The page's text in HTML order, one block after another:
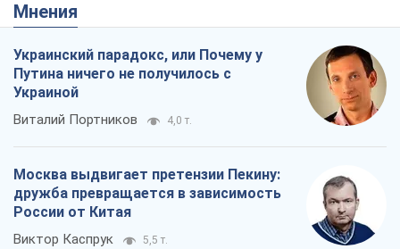
Мнения
Украинский парадокс, или Почему у
Путина ничего не получилось с
Украиной
Виталий Портников 4,0 т.
Москва выдвигает претензии Пекину:
дружба превращается в зависимость
России от Китая
Виктор Каспрук 5,5 т.